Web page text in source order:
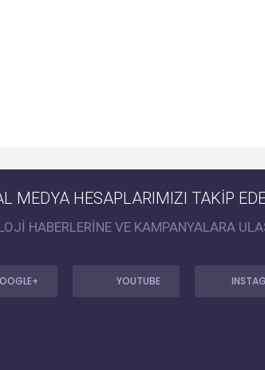
MEDYA HESAPLARIMIZI TAKİP
HABERLERİNE VE KAMPANYALARA
YOUTUBE